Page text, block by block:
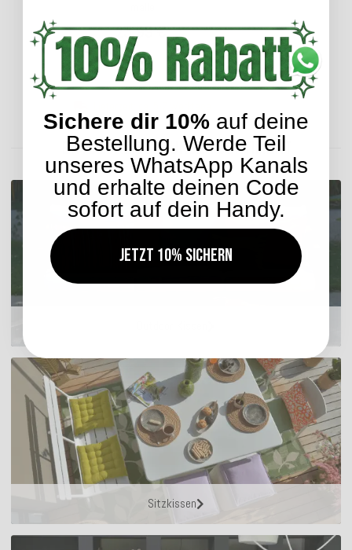
23,99 €*
ENTDECKEN SIE UNSER SORTIMENT
Sitzkissen
Sichere dir 10% auf deine
Bestellung. Werde Teil
unseres WhatsApp Kanals
und erhalte deinen Code
sofort auf dein Handy.
Jetzt 10% sichern